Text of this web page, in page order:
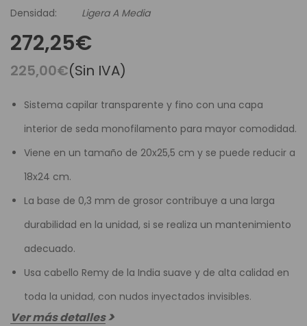
Densidad:
Ligera A Media
272,25€
225,00€(Sin IVA)
Sistema capilar transparente y fino con una capa
interior de seda monofilamento para mayor comodidad.
Viene en un tamaño de 20x25,5 cm y se puede reducir a
18x24 cm.
La base de 0,3 mm de grosor contribuye a una larga
durabilidad en la unidad, si se realiza un mantenimiento
adecuado.
Usa cabello Remy de la India suave y de alta calidad en
toda la unidad, con nudos inyectados invisibles.
Ver más detalles